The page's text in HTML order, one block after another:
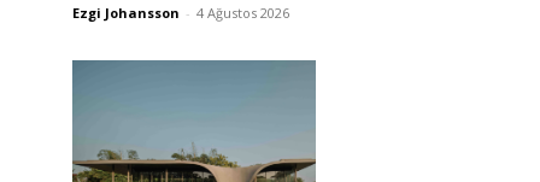
Ezgi Johansson - 4 Ağustos 2026